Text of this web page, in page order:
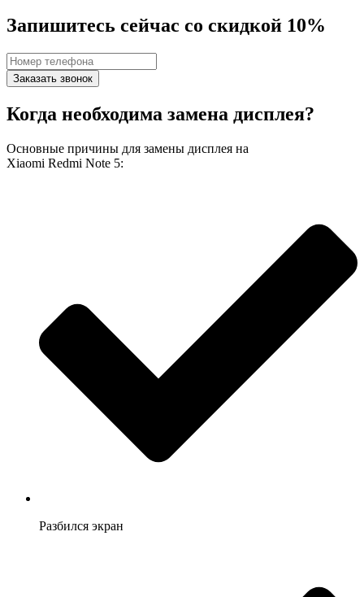
Запишитесь сейчас со скидкой 10%
Заказать звонок
Когда необходима замена дисплея?
Основные причины для замены дисплея на
Xiaomi Redmi Note 5:
Разбился экран